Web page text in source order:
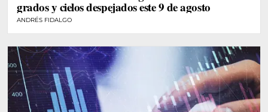
grados y cielos despejados este 9 de agosto
ANDRÉS FIDALGO